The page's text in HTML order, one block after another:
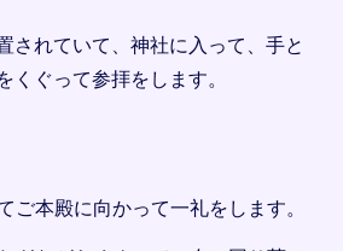
されていて、神社に入って、手と
くぐって参拝をします。
ご本殿に向かって一礼をします。